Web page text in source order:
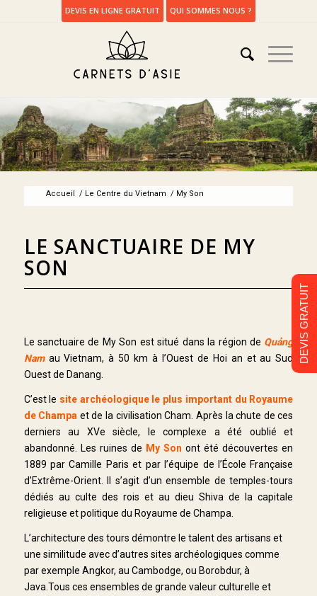
DEVIS EN LIGNE GRATUIT QUI SOMMES NOUS ?
Accueil / Le Centre du Vietnam / My Son
LE SANCTUAIRE DE MY
SON
Le sanctuaire de My Son est situé dans la région de Quảng
Namau Vietnam, à 50 km à l’Ouest de Hoi an et au Sud
Ouest de Danang.
C’est le site archéologique le plus important du Royaume
de Champa et de la civilisation Cham. Après la chute de ces
derniers au XVe siècle, le complexe a été oublié et
abandonné. Les ruines de My Son ont été découvertes en
1889 par Camille Paris et par l’équipe de l’École Française
d’Extrême-Orient. Il s’agit d’un ensemble de temples-tours
dédiés au culte des rois et au dieu Shiva de la capitale
religieuse et politique du Royaume de Champa.
L’architecture des tours démontre le talent des artisans et
une similitude avec d’autres sites archéologiques comme
par exemple Angkor, au Cambodge, ou Borobdur, à
Java.Tous ces ensembles de grande valeur culturelle et
DEVIS GRATUIT